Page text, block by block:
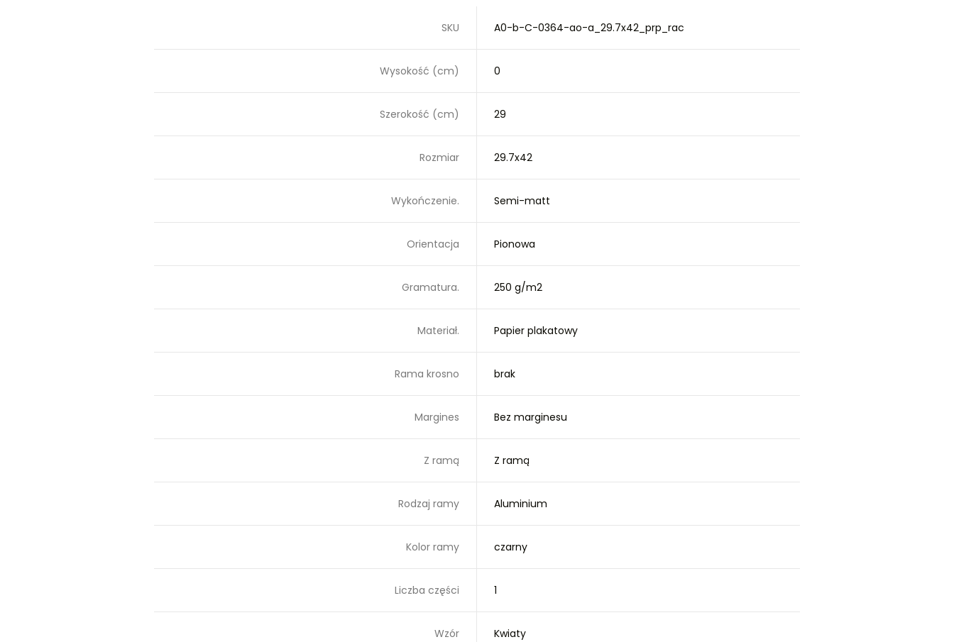
SKU A0-b-C-0364-ao-a_29.7x42_prp_rac
Wysokość (cm) 0
Szerokość (cm) 29
Rozmiar 29.7x42
Wykończenie. Semi-matt
Orientacja Pionowa
Gramatura. 250 g/m2
Materiał. Papier plakatowy
Rama krosno brak
Margines Bez marginesu
Z ramą Z ramą
Rodzaj ramy Aluminium
Kolor ramy czarny
Liczba części 1
Wzór Kwiaty